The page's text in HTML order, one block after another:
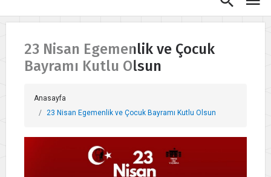
23 Nisan Egemenlik ve Çocuk
Bayramı Kutlu Olsun
Anasayfa
23 Nisan Egemenlik ve Çocuk Bayramı Kutlu Olsun